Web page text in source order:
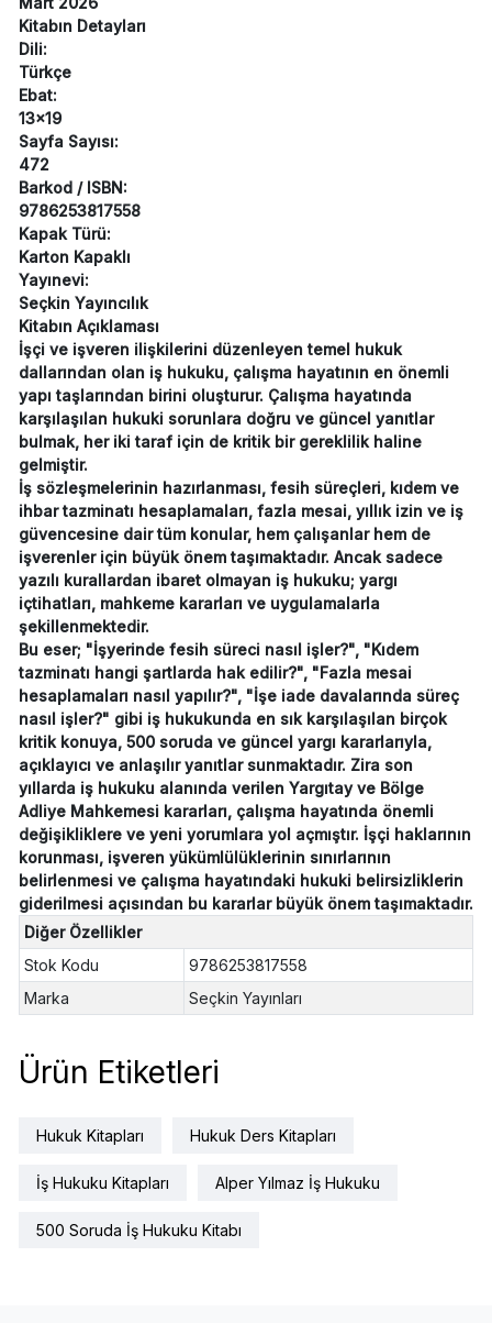
Kitabın Detayları
Dili:
Türkçe
Ebat:
13x19
Sayfa Sayısı:
472
Barkod / ISBN:
9786253817558
Kapak Türü:
Karton Kapaklı
Yayınevi:
Seçkin Yayıncılık
Kitabın Açıklaması
İşçi ve işveren ilişkilerini düzenleyen temel hukuk
dallarından olan iş hukuku, çalışma hayatının en önemli
yapı taşlarından birini oluşturur. Çalışma hayatında
karşılaşılan hukuki sorunlara doğru ve güncel yanıtlar
bulmak, her iki taraf için de kritik bir gereklilik haline
gelmiştir.
İş sözleşmelerinin hazırlanması, fesih süreçleri, kıdem ve
ihbar tazminatı hesaplamaları, fazla mesai, yıllık izin ve iş
güvencesine dair tüm konular, hem çalışanlar hem de
işverenler için büyük önem taşımaktadır. Ancak sadece
yazılı kurallardan ibaret olmayan iş hukuku; yargı
içtihatları, mahkeme kararları ve uygulamalarla
şekillenmektedir.
Bu eser; "İşyerinde fesih süreci nasıl işler?", "Kıdem
tazminatı hangi şartlarda hak edilir?", "Fazla mesai
hesaplamaları nasıl yapılır?", "İşe iade davalarında süreç
nasıl işler?" gibi iş hukukunda en sık karşılaşılan birçok
kritik konuya, 500 soruda ve güncel yargı kararlarıyla,
açıklayıcı ve anlaşılır yanıtlar sunmaktadır. Zira son
yıllarda iş hukuku alanında verilen Yargıtay ve Bölge
Adliye Mahkemesi kararları, çalışma hayatında önemli
değişikliklere ve yeni yorumlara yol açmıştır. İşçi haklarının
korunması, işveren yükümlülüklerinin sınırlarının
belirlenmesi ve çalışma hayatındaki hukuki belirsizliklerin
giderilmesi açısından bu kararlar büyük önem taşımaktadır.
Diğer Özellikler
Stok Kodu
9786253817558
Marka
Seçkin Yayınları
Ürün Etiketleri
Hukuk Kitapları Hukuk Ders Kitapları
İş Hukuku Kitapları Alper Yılmaz İş Hukuku
500 Soruda İş Hukuku Kitabı